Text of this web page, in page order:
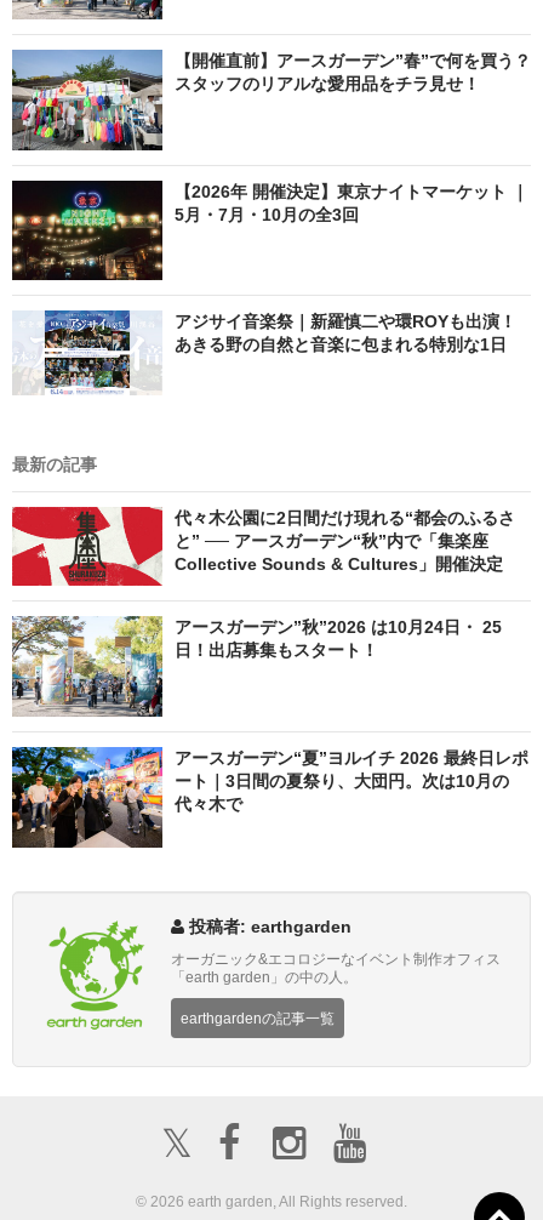
【開催直前】アースガーデン”春”で何を買う？
スタッフのリアルな愛用品をチラ見せ！
【2026年 開催決定】東京ナイトマーケット ｜
5月・7月・10月の全3回
アジサイ音楽祭｜新羅慎二や環ROYも出演！
あきる野の自然と音楽に包まれる特別な1日
最新の記事
代々木公園に2日間だけ現れる“都会のふるさ
と” ── アースガーデン“秋”内で「集楽座
Collective Sounds & Cultures」開催決定
アースガーデン”秋”2026 は10月24日・ 25
日！出店募集もスタート！
アースガーデン“夏”ヨルイチ 2026 最終日レポ
ート｜3日間の夏祭り、大団円。次は10月の
代々木で
投稿者: earthgarden
オーガニック&エコロジーなイベント制作オフィス
「earth garden」の中の人。
earthgardenの記事一覧
𝕏
© 2026 earth garden, All Rights reserved.